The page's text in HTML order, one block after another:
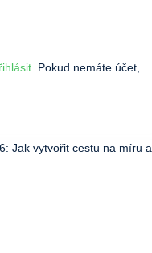
. Pokud nemáte účet,